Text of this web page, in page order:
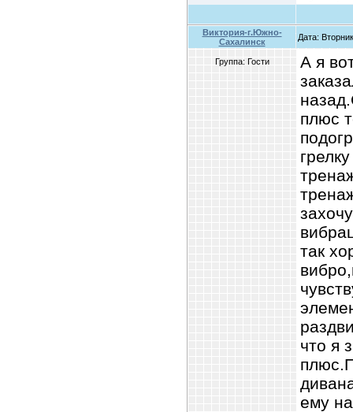
Виктория-г.Южно-
Сахалинск
Дата:
Группа: Гости
А я
плюс
так
что я
ему